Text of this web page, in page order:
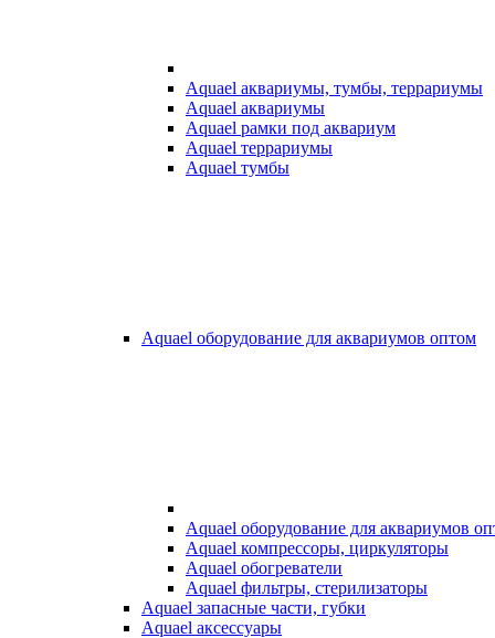
Aquael аквариумы, тумбы, террариумы
Aquael аквариумы
Aquael рамки под аквариум
Aquael террариумы
Aquael тумбы
Aquael оборудование для аквариумов оптом
Aquael оборудование для аквариумов
Aquael компрессоры, циркуляторы
Aquael обогреватели
Aquael фильтры, стерилизаторы
Aquael запасные части, губки
Aquael аксессуары